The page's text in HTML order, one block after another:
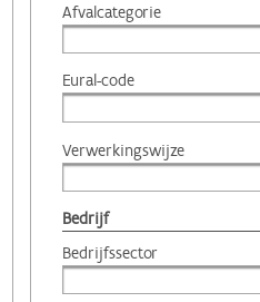
Afvalcategorie
Eural-code
Verwerkingswijze
Bedrijf
Bedrijfssector